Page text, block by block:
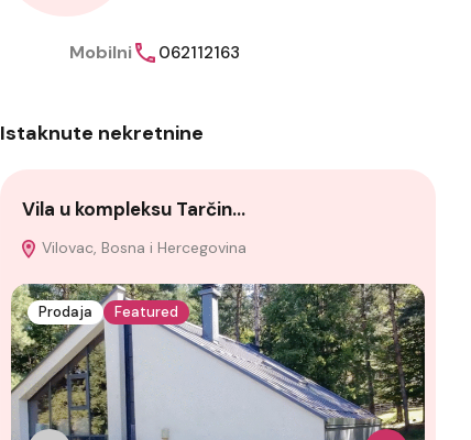
Mobilni 062112163
Istaknute nekretnine
Vila u kompleksu Tarčin…
Vilovac, Bosna i Hercegovina
Prodaja Featured